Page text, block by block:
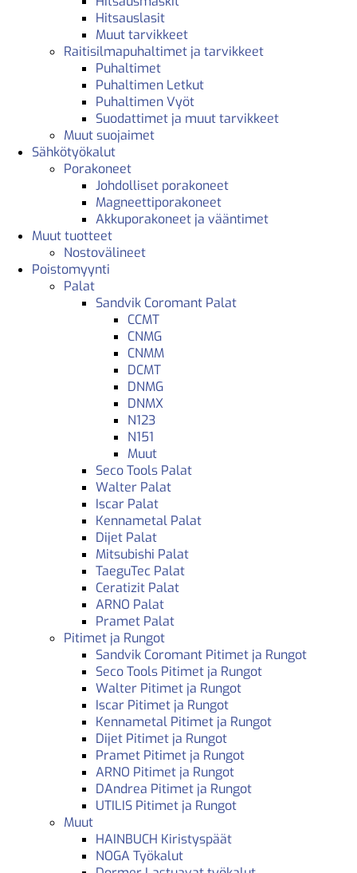
Hitsauslasit
Muut tarvikkeet
Raitisilmapuhaltimet ja tarvikkeet
Puhaltimet
Puhaltimen Letkut
Puhaltimen Vyöt
Suodattimet ja muut tarvikkeet
Muut suojaimet
Sähkötyökalut
Porakoneet
Johdolliset porakoneet
Magneettiporakoneet
Akkuporakoneet ja vääntimet
Muut tuotteet
Nostovälineet
Poistomyynti
Palat
Sandvik Coromant Palat
CCMT
CNMG
CNMM
DCMT
DNMG
DNMX
N123
N151
Muut
Seco Tools Palat
Walter Palat
Iscar Palat
Kennametal Palat
Dijet Palat
Mitsubishi Palat
TaeguTec Palat
Ceratizit Palat
ARNO Palat
Pramet Palat
Pitimet ja Rungot
Sandvik Coromant Pitimet ja Rungot
Seco Tools Pitimet ja Rungot
Walter Pitimet ja Rungot
Iscar Pitimet ja Rungot
Kennametal Pitimet ja Rungot
Dijet Pitimet ja Rungot
Pramet Pitimet ja Rungot
ARNO Pitimet ja Rungot
DAndrea Pitimet ja Rungot
UTILIS Pitimet ja Rungot
Muut
HAINBUCH Kiristyspäät
NOGA Työkalut